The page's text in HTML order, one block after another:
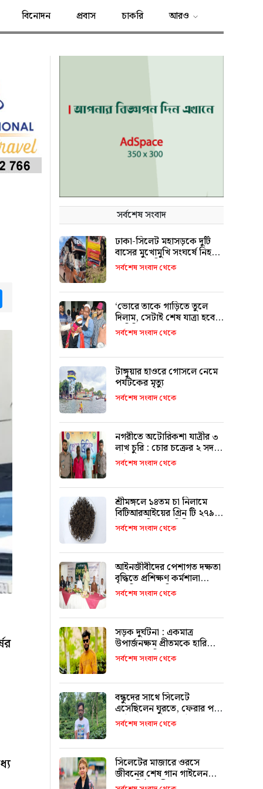
বিনোদন প্রবাস চাকরি আরও
সর্বশেষ সংবাদ
ঢাকা-সিলেট মহাসড়কে দুটি
বাসের মুখোমুখি সংঘর্ষে নিহত
৯ জনের পরিচয় শনাক্ত
সর্বশেষ সংবাদ থেকে
‘ভোরে তাকে গাড়িতে তুলে
দিলাম, সেটাই শেষ যাত্রা হবে
ভাবিনি’
সর্বশেষ সংবাদ থেকে
টাঙ্গুয়ার হাওরে গোসলে নেমে
পর্যটকের মৃত্যু
সর্বশেষ সংবাদ থেকে
নগরীতে অটোরিকশা যাত্রীর ৩
লাখ চুরি : চোর চক্রের ২ সদস্য
আটক
সর্বশেষ সংবাদ থেকে
শ্রীমঙ্গলে ১৪তম চা নিলামে
বিটিআরআইয়ের গ্রিন টি ২৭৯০
টাকা কেজি দরে বিক্রি
সর্বশেষ সংবাদ থেকে
আইনজীবীদের পেশাগত দক্ষতা
বৃদ্ধিতে প্রশিক্ষণ কর্মশালা
অপরিহার্য: এমপি এমরান
আহমদ চৌধুরী
সর্বশেষ সংবাদ থেকে
সড়ক দুর্ঘটনা : একমাত্র
উপার্জনক্ষম প্রীতমকে হারিয়ে
বাকরুদ্ধ পরিবার
সর্বশেষ সংবাদ থেকে
বন্ধুদের সাথে সিলেটে
এসেছিলেন ঘুরতে, ফেরার পথে
দুর্ঘটনায় মারা যান সাইফুল
সর্বশেষ সংবাদ থেকে
সিলেটের মাজারে ওরসে
জীবনের শেষ গান গাইলেন
পেহেলি ভৈরবী